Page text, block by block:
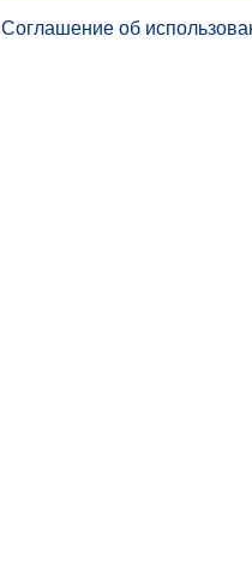
Соглашение об